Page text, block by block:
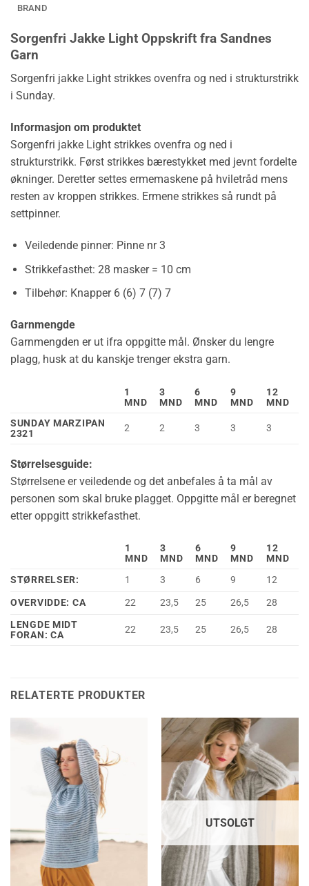
BRAND
Sorgenfri Jakke Light Oppskrift fra Sandnes
Garn
Sorgenfri jakke Light strikkes ovenfra og ned i strukturstrikk
i Sunday.
Informasjon om produktet
Sorgenfri jakke Light strikkes ovenfra og ned i
strukturstrikk. Først strikkes bærestykket med jevnt fordelte
økninger. Deretter settes ermemaskene på hviletråd mens
resten av kroppen strikkes. Ermene strikkes så rundt på
settpinner.
Veiledende pinner: Pinne nr 3
Strikkefasthet: 28 masker = 10 cm
Tilbehør: Knapper 6 (6) 7 (7) 7
Garnmengde
Garnmengden er ut ifra oppgitte mål. Ønsker du lengre
plagg, husk at du kanskje trenger ekstra garn.
1
MND
3
MND
6
MND
9
MND
12
MND
SUNDAY MARZIPAN
2321
2 2 3 3 3
Størrelsesguide:
Størrelsene er veiledende og det anbefales å ta mål av
personen som skal bruke plagget. Oppgitte mål er beregnet
etter oppgitt strikkefasthet.
1
MND
3
MND
6
MND
9
MND
12
MND
STØRRELSER:
1 3 6 9
12
OVERVIDDE: CA
22 23,5 25 26,5
28
LENGDE MIDT
FORAN: CA
22 23,5 25 26,5 28
RELATERTE PRODUKTER
UTSOLGT